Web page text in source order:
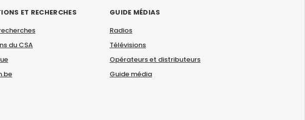
ET RECHERCHES
du CSA
GUIDE MÉDIAS
Radios
Télévisions
Opérateurs et distributeurs
Guide média